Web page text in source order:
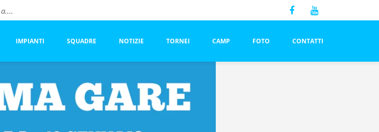
IMPIANTI SQUADRE NOTIZIE TORNEI CAMP FOTO CONTATTI